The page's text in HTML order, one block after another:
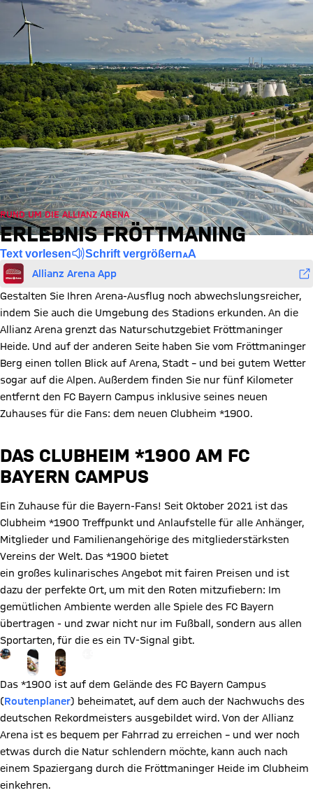
RUND UM DIE ALLIANZ ARENA
ERLEBNIS FRÖTTMANING
Text vorlesen Schrift vergrößern
Allianz Arena App
Gestalten Sie Ihren Arena-Ausflug noch abwechslungsreicher,
indem Sie auch die Umgebung des Stadions erkunden. An die
Allianz Arena grenzt das Naturschutzgebiet Fröttmaninger
Heide. Und auf der anderen Seite haben Sie vom Fröttmaninger
Berg einen tollen Blick auf Arena, Stadt – und bei gutem Wetter
sogar auf die Alpen. Außerdem finden Sie nur fünf Kilometer
entfernt den FC Bayern Campus inklusive seines neuen
Zuhauses für die Fans: dem neuen Clubheim *1900.
DAS CLUBHEIM *1900 AM FC
BAYERN CAMPUS
Ein Zuhause für die Bayern-Fans! Seit Oktober 2021 ist das
Clubheim *1900 Treffpunkt und Anlaufstelle für alle Anhänger,
Mitglieder und Familienangehörige des mitgliederstärksten
Vereins der Welt. Das *1900 bietet
ein großes kulinarisches Angebot mit fairen Preisen und ist
dazu der perfekte Ort, um mit den Roten mitzufiebern: Im
gemütlichen Ambiente werden alle Spiele des FC Bayern
übertragen - und zwar nicht nur im Fußball, sondern aus allen
Sportarten, für die es ein TV-Signal gibt.
Gehe zu Gallerie Seite: mehr
Das *1900 ist auf dem Gelände des FC Bayern Campus
(Routenplaner) beheimatet, auf dem auch der Nachwuchs des
deutschen Rekordmeisters ausgebildet wird. Von der Allianz
Arena ist es bequem per Fahrrad zu erreichen – und wer noch
etwas durch die Natur schlendern möchte, kann auch nach
einem Spaziergang durch die Fröttmaninger Heide im Clubheim
einkehren.